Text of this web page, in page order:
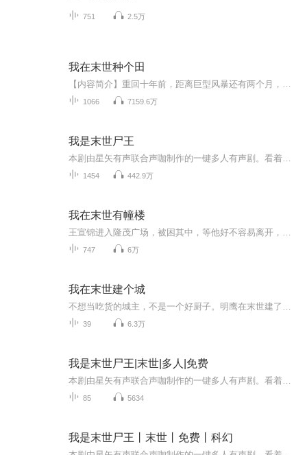
751 2.5万
我在末世种个田
1066 7159.6万
我是末世尸王
1454 442.9万
我在末世有幢楼
747 6万
我在末世建个城
39 6.3万
我是末世尸王|末世|多人|免费
85 5634
我是末世尸王丨末世丨免费丨科幻